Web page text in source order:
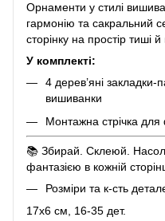
Орнаменти у стилі
гармонію та сакральний
сторінку на простір тиші
У комплекті:
4 дерев’яні
вишиванки
Монтажна стрічка для
📚 Збирай. Склеюй.
фантазією в кожній
Розміри та к-сть
17х6 см, 16-35 дет.